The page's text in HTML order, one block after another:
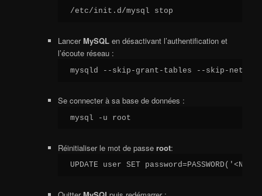
/etc/init.d/mysql stop
LancerMySQLen désactivant l’authentification et
l’écoute réseau :
mysqld --skip-grant-tables --skip-
Se connecter à sa base de données :
mysql -u root
Réinitialiser le mot de passeroot:
UPDATE user SET